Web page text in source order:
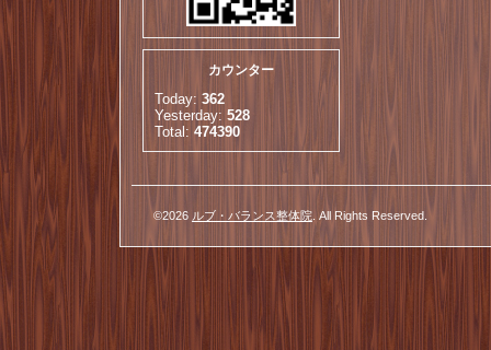
カウンター
Today: 362
Yesterday: 528
Total: 474390
©2026 ルブ・バランス整体院 . All Rights Reserved.